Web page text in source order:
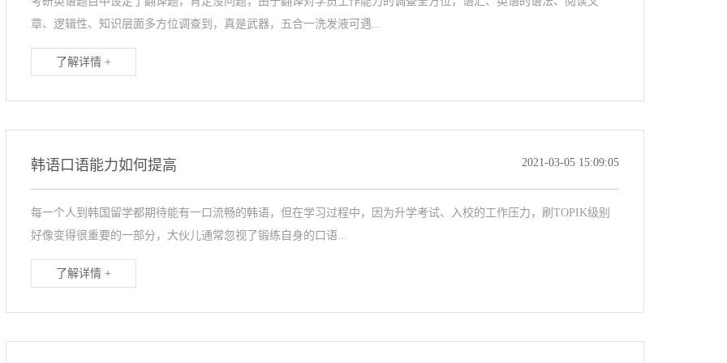
章、逻辑性、知识层面多方位调查到，真是武器，五合一洗发液可遇...
了解详情 +
韩语口语能力如何提高 2021-03-05 15:09:05
每一个人到韩国留学都期待能有一口流畅的韩语，但在学习过程中，因为升学考试、入校的工作压力，刷TOPIK级别
好像变得很重要的一部分，大伙儿通常忽视了锻练自身的口语...
了解详情 +